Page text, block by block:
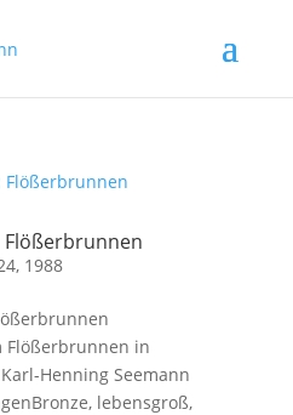
Flößerbrunnen
1988
Flößerbrunnen in
Henning Seemann
lebensgroß,